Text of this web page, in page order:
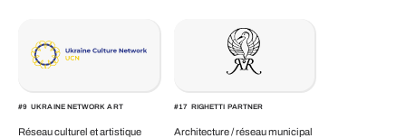
#9 UKRAINE NETWORK ART
Réseau culturel et artistique
#17 RIGHETTI PARTNER
Architecture / réseau municipal